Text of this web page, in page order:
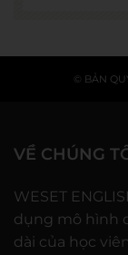
© BẢN
VỀ CHÚNG
WESET
dụng mô hình
dài của học